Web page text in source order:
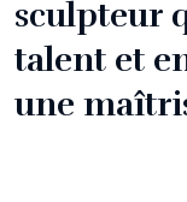
sculpteur
talent et
une